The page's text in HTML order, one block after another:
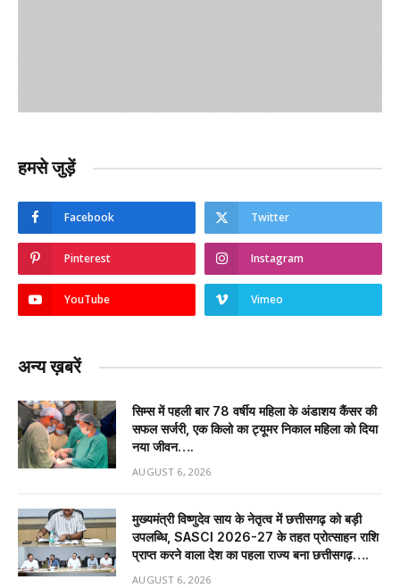
हमसे जुड़ें
Facebook Twitter
Pinterest Instagram
YouTube Vimeo
अन्य ख़बरें
सिम्स में पहली बार 78 वर्षीय महिला के अंडाशय कैंसर की
सफल सर्जरी, एक किलो का ट्यूमर निकाल महिला को दिया
नया जीवन….
AUGUST 6, 2026
मुख्यमंत्री विष्णुदेव साय के नेतृत्व में छत्तीसगढ़ को बड़ी
उपलब्धि, SASCI 2026-27 के तहत प्रोत्साहन राशि
प्राप्त करने वाला देश का पहला राज्य बना छत्तीसगढ़….
AUGUST 6, 2026